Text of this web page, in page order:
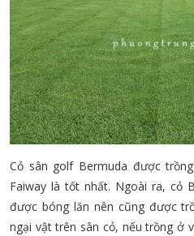
Cỏ sân golf Bermuda được
Faiway là tốt nhất. Ngoài ra, cỏ
được bóng lăn nên cũng được
ngại vật trên sân cỏ, nếu trồng ở